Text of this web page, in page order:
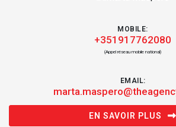
MOBILE:
+351917762080
(Appel réseau mobile national)
EMAIL:
EN SAVOIR PLUS